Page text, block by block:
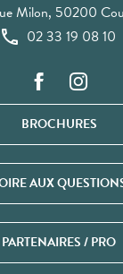
Milon, 50200
02 33 19 08 10
BROCHURES
AUX
PARTENAIRES / PRO